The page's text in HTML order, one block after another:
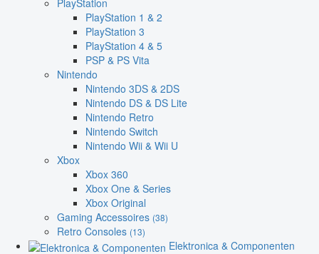
PlayStation
PlayStation 1 & 2
PlayStation 3
PlayStation 4 & 5
PSP & PS Vita
Nintendo
Nintendo 3DS & 2DS
Nintendo DS & DS Lite
Nintendo Retro
Nintendo Switch
Nintendo Wii & Wii U
Xbox
Xbox 360
Xbox One & Series
Xbox Original
Gaming Accessoires (38)
Retro Consoles (13)
Elektronica & Componenten